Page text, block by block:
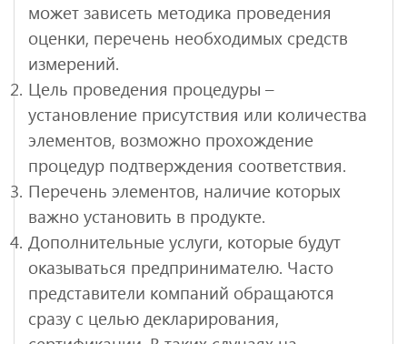
может зависеть методика проведения
оценки, перечень необходимых средств
измерений.
Цель проведения процедуры –
установление присутствия или количества
элементов, возможно прохождение
процедур подтверждения соответствия.
Перечень элементов, наличие которых
важно установить в продукте.
Дополнительные услуги, которые будут
оказываться предпринимателю. Часто
представители компаний обращаются
сразу с целью декларирования,